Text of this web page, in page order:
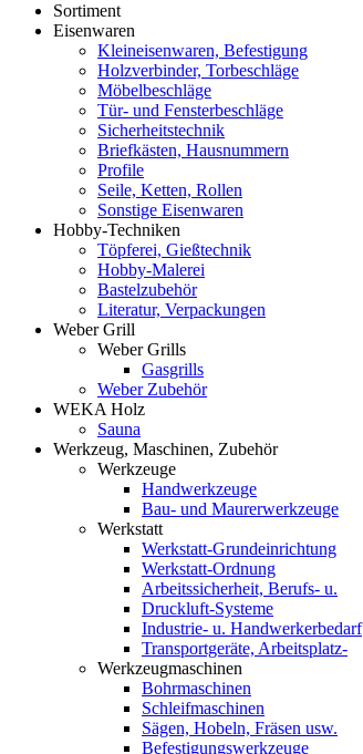
Sortiment
Eisenwaren
Kleineisenwaren, Befestigung
Holzverbinder, Torbeschläge
Möbelbeschläge
Tür- und Fensterbeschläge
Sicherheitstechnik
Briefkästen, Hausnummern
Profile
Seile, Ketten, Rollen
Sonstige Eisenwaren
Hobby-Techniken
Töpferei, Gießtechnik
Hobby-Malerei
Bastelzubehör
Literatur, Verpackungen
Weber Grill
Weber Grills
Gasgrills
Weber Zubehör
WEKA Holz
Sauna
Werkzeug, Maschinen, Zubehör
Werkzeuge
Handwerkzeuge
Bau- und Maurerwerkzeuge
Werkstatt
Werkstatt-Grundeinrichtung
Werkstatt-Ordnung
Arbeitssicherheit, Berufs- u.
Druckluft-Systeme
Industrie- u. Handwerkerbedarf
Transportgeräte, Arbeitsplatz-
Werkzeugmaschinen
Bohrmaschinen
Schleifmaschinen
Sägen, Hobeln, Fräsen usw.
Befestigungswerkzeuge